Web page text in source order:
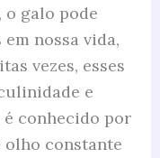
o galo pode
nossa vida,
vezes, esses
e
é conhecido por
olho constante